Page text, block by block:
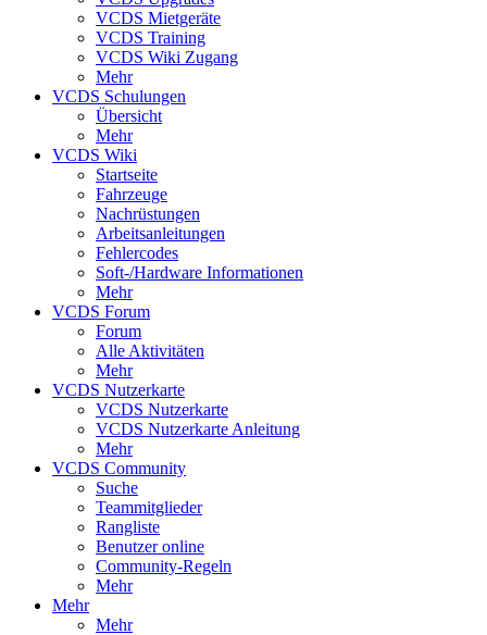
VCDS Mietgeräte
VCDS Training
VCDS Wiki Zugang
Mehr
VCDS Schulungen
Übersicht
Mehr
VCDS Wiki
Startseite
Fahrzeuge
Nachrüstungen
Arbeitsanleitungen
Fehlercodes
Soft-/Hardware Informationen
Mehr
VCDS Forum
Forum
Alle Aktivitäten
Mehr
VCDS Nutzerkarte
VCDS Nutzerkarte
VCDS Nutzerkarte Anleitung
Mehr
VCDS Community
Suche
Teammitglieder
Rangliste
Benutzer online
Community-Regeln
Mehr
Mehr
Mehr